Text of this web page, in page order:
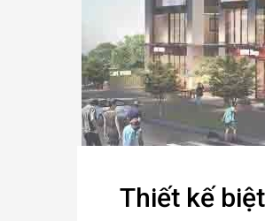
Thiết kế